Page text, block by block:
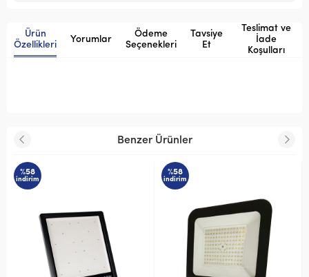
Ürün
Özellikleri
Yorumlar
Ödeme
Seçenekleri
Tavsiye
Et
Teslimat ve
İade
Koşulları
Benzer Ürünler
%58
indirim
%58
indirim